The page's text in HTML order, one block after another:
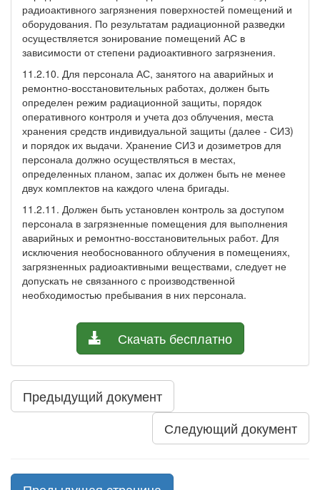
радиоактивного загрязнения поверхностей помещений и
оборудования. По результатам радиационной разведки
осуществляется зонирование помещений АС в
зависимости от степени радиоактивного загрязнения.
11.2.10. Для персонала АС, занятого на аварийных и
ремонтно-восстановительных работах, должен быть
определен режим радиационной защиты, порядок
оперативного контроля и учета доз облучения, места
хранения средств индивидуальной защиты (далее - СИЗ)
и порядок их выдачи. Хранение СИЗ и дозиметров для
персонала должно осуществляться в местах,
определенных планом, запас их должен быть не менее
двух комплектов на каждого члена бригады.
11.2.11. Должен быть установлен контроль за доступом
персонала в загрязненные помещения для выполнения
аварийных и ремонтно-восстановительных работ. Для
исключения необоснованного облучения в помещениях,
загрязненных радиоактивными веществами, следует не
допускать не связанного с производственной
необходимостью пребывания в них персонала.
Скачать бесплатно
Предыдущий документ
Следующий документ